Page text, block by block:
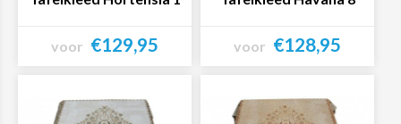
voor €129,95 voor €128,95